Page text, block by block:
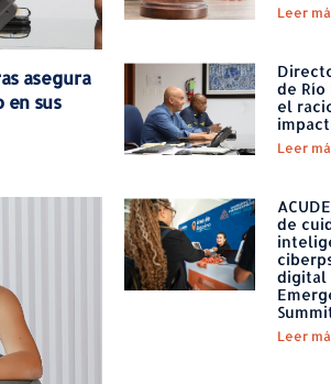
asegura
en sus
Leer
de Río
el
Leer
de
digital
Leer